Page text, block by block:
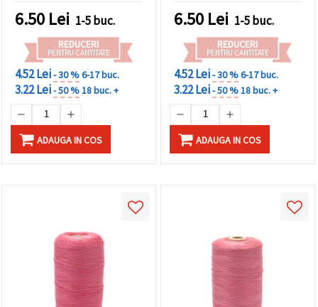
făcând clic
pe butonul
"Salvați"
Аcceptati
toate!
Setări
6.50 Lei 1-5 buc.
REDUCERI
PENTRU CANTITATE
4.52 Lei- 30 %6-17 buc.
3.22 Lei- 50 %18 buc. +
ADAUGA IN COS
6.50 Lei 1-5 buc.
REDUCERI
PENTRU CANTITATE
4.52 Lei- 30 %6-17 buc.
3.22 Lei- 50 %18 buc. +
ADAUGA IN COS